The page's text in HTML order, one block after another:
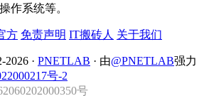
作系统等。
方 免责声明 IT搬砖人 关于我们
· PNETLAB · 由@PNETLAB强力
号-2
号